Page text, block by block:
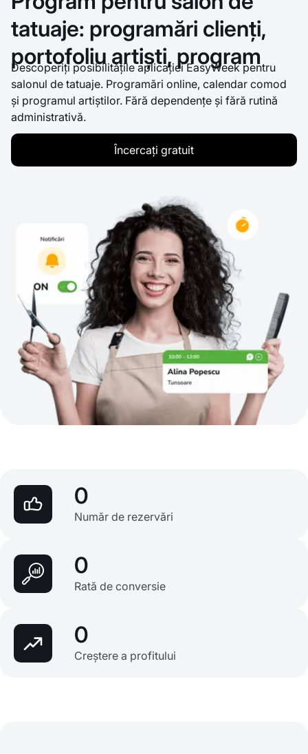
tatuaje: programări clienți,
portofoliu artiști, program
Descoperiți posibilitățile aplicației EasyWeek pentru
salonul de tatuaje. Programări online, calendar comod
și programul artiștilor. Fără dependențe și fără rutină
administrativă.
Încercați gratuit
0
Număr de rezervări
0
Rată de conversie
0
Creștere a profitului